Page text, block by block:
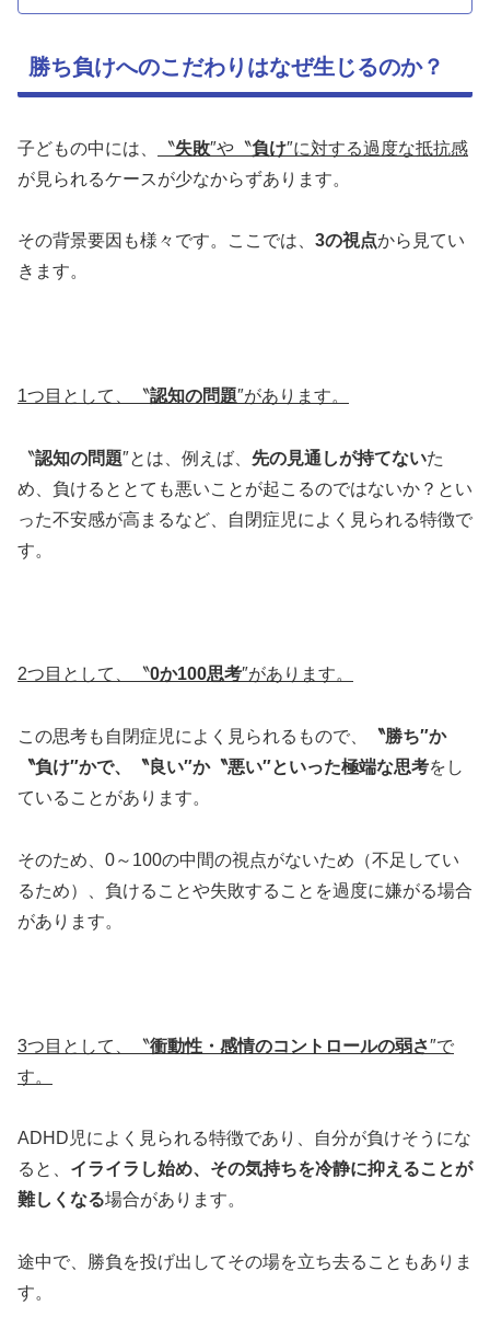
勝ち負けへのこだわりはなぜ生じるのか？
子どもの中には、 〝失敗″や〝負け″に対する過度な抵抗感
が見られるケースが少なからずあります。
その背景要因も様々です。ここでは、 3の視点から見てい
きます。
1つ目として、〝認知の問題″があります。
〝認知の問題″とは、例えば、 先の見通しが持てないた
め、負けるととても悪いことが起こるのではないか？とい
った不安感が高まるなど、自閉症児によく見られる特徴で
す。
2つ目として、〝0か100思考″があります。
この思考も自閉症児によく見られるもので、
〝勝ち″か
〝負け″かで、〝良い″か〝悪い″といった極端な思考をし
ていることがあります。
そのため、0～100の中間の視点がないため（不足してい
るため）、負けることや失敗することを過度に嫌がる場合
があります。
3つ目として、〝衝動性・感情のコントロールの弱さ″で
す。
ADHD児によく見られる特徴であり、自分が負けそうにな
ると、 イライラし始め、その気持ちを冷静に抑えることが
難しくなる場合があります。
途中で、勝負を投げ出してその場を立ち去ることもありま
す。